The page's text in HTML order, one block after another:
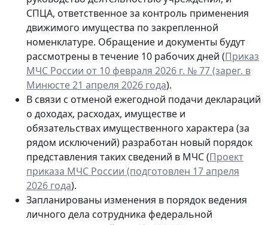
СПЦА, ответственное за контроль применения
движимого имущества по закрепленной
номенклатуре. Обращение и документы будут
рассмотрены в течение 10 рабочих дней (Приказ
МЧС России от 10 февраля 2026 г. № 77 (зарег. в
Минюсте 21 апреля 2026 года).
В связи с отменой ежегодной подачи деклараций
о доходах, расходах, имуществе и
обязательствах имущественного характера (за
рядом исключений) разработан новый порядок
представления таких сведений в МЧС (Проект
приказа МЧС России (подготовлен 17 апреля
2026 года).
Запланированы изменения в порядок ведения
личного дела сотрудника федеральной